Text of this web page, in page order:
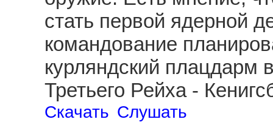
стать первой ядерной
командование
курляндский плацдарм
Третьего Рейха -
Скачать Слушать